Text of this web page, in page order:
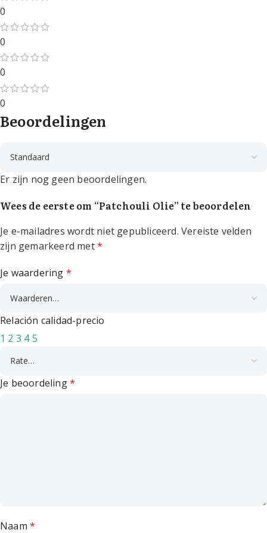
0
0
0
0
Beoordelingen
Er zijn nog geen beoordelingen.
Wees de eerste om “Patchouli Olie” te beoordelen
Je e-mailadres wordt niet gepubliceerd. Vereiste velden
zijn gemarkeerd met*
Je waardering *
Relación calidad-precio
1 2 3 4 5
Je beoordeling*
Naam *